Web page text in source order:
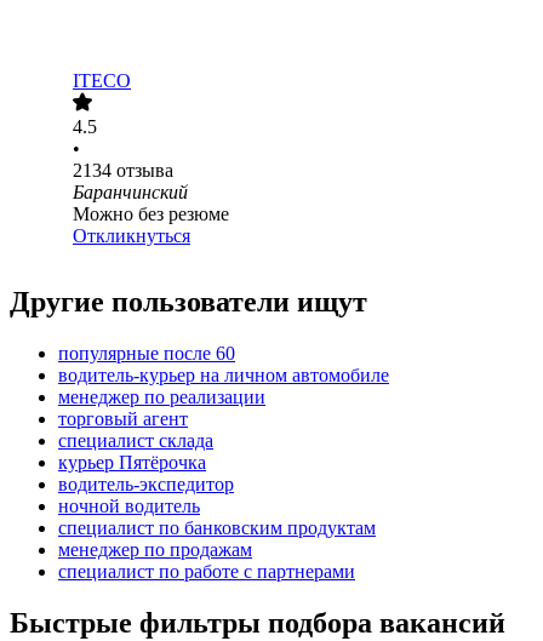
ITECO
4.5
•
2134 отзыва
Баранчинский
Можно без резюме
Откликнуться
Другие пользователи ищут
популярные после 60
водитель-курьер на личном автомобиле
менеджер по реализации
торговый агент
специалист склада
курьер Пятёрочка
водитель-экспедитор
ночной водитель
специалист по банковским продуктам
менеджер по продажам
специалист по работе с партнерами
Быстрые фильтры подбора вакансий